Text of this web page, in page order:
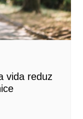
vida reduz